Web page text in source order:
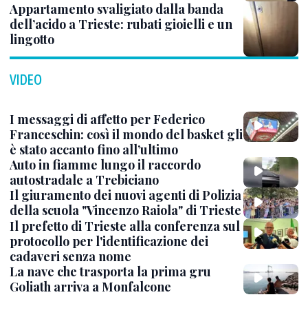
Appartamento svaligiato dalla banda
dell’acido a Trieste: rubati gioielli e un
lingotto
VIDEO
I messaggi di affetto per Federico
Franceschin: così il mondo del basket gli
è stato accanto fino all’ultimo
Auto in fiamme lungo il raccordo
autostradale a Trebiciano
Il giuramento dei nuovi agenti di Polizia
della scuola "Vincenzo Raiola" di Trieste
Il prefetto di Trieste alla conferenza sul
protocollo per l'identificazione dei
cadaveri senza nome
La nave che trasporta la prima gru
Goliath arriva a Monfalcone